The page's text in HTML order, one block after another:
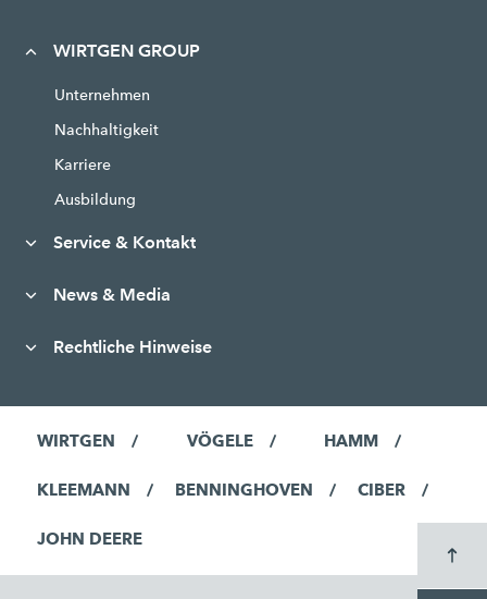
WIRTGEN GROUP
Unternehmen
Nachhaltigkeit
Karriere
Ausbildung
Service & Kontakt
News & Media
Rechtliche Hinweise
WIRTGEN VÖGELE HAMM
KLEEMANN BENNINGHOVEN CIBER
JOHN DEERE